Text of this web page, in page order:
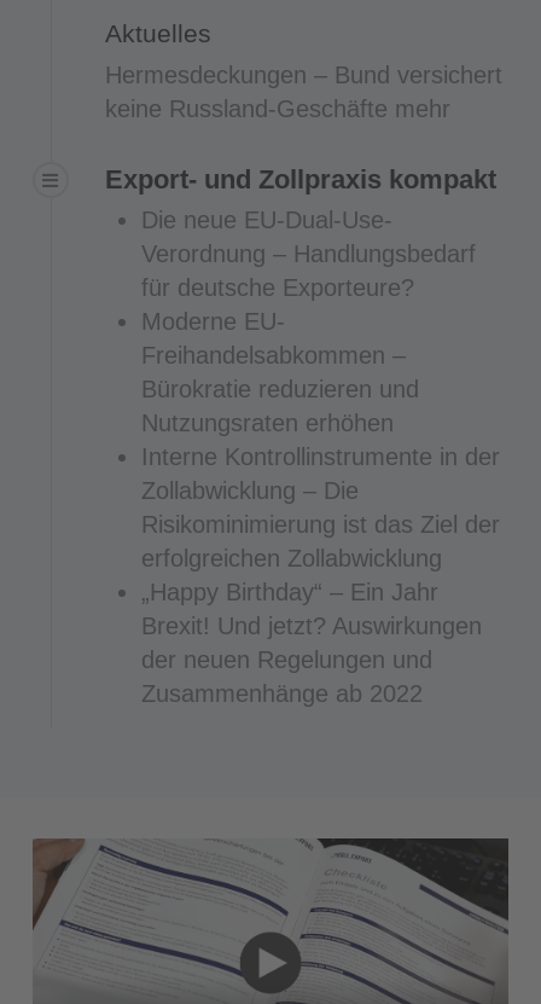
Aktuelles
Hermesdeckungen – Bund versichert
keine Russland-Geschäfte mehr
Export- und Zollpraxis kompakt
Die neue EU-Dual-Use-
Verordnung – Handlungsbedarf
für deutsche Exporteure?
Moderne EU-
Freihandelsabkommen –
Bürokratie reduzieren und
Nutzungsraten erhöhen
Interne Kontrollinstrumente in der
Zollabwicklung – Die
Risikominimierung ist das Ziel der
erfolgreichen Zollabwicklung
„Happy Birthday“ – Ein Jahr
Brexit! Und jetzt? Auswirkungen
der neuen Regelungen und
Zusammenhänge ab 2022